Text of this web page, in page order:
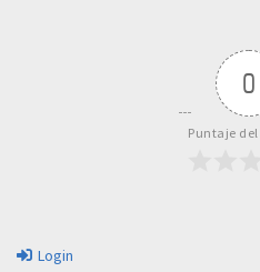
0
Puntaje
Login